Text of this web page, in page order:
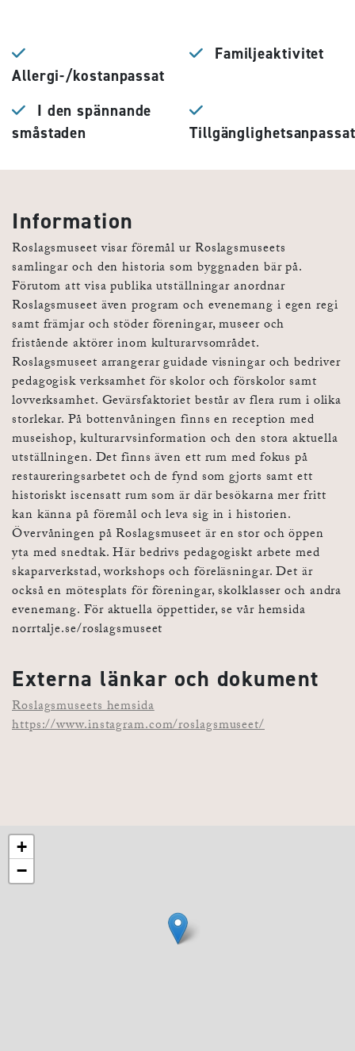
Allergi-/kostanpassat
Familjeaktivitet
I den spännande
småstaden
Tillgänglighetsanpassat
Information
Roslagsmuseet visar föremål ur Roslagsmuseets
samlingar och den historia som byggnaden bär på.
Förutom att visa publika utställningar anordnar
Roslagsmuseet även program och evenemang i egen regi
samt främjar och stöder föreningar, museer och
fristående aktörer inom kulturarvsområdet.
Roslagsmuseet arrangerar guidade visningar och bedriver
pedagogisk verksamhet för skolor och förskolor samt
lovverksamhet. Gevärsfaktoriet består av flera rum i olika
storlekar. På bottenvåningen finns en reception med
museishop, kulturarvsinformation och den stora aktuella
utställningen. Det finns även ett rum med fokus på
restaureringsarbetet och de fynd som gjorts samt ett
historiskt iscensatt rum som är där besökarna mer fritt
kan känna på föremål och leva sig in i historien.
Övervåningen på Roslagsmuseet är en stor och öppen
yta med snedtak. Här bedrivs pedagogiskt arbete med
skaparverkstad, workshops och föreläsningar. Det är
också en mötesplats för föreningar, skolklasser och andra
evenemang. För aktuella öppettider, se vår hemsida
norrtalje.se/roslagsmuseet
Externa länkar och dokument
Roslagsmuseets hemsida
https://www.instagram.com/roslagsmuseet/
+
−